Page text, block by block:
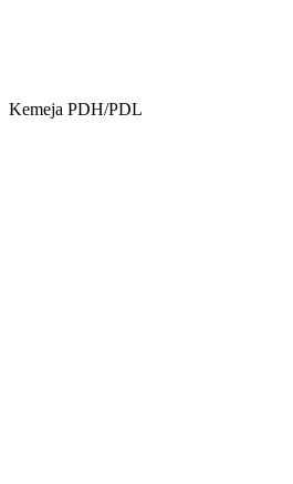
Kemeja PDH/PDL